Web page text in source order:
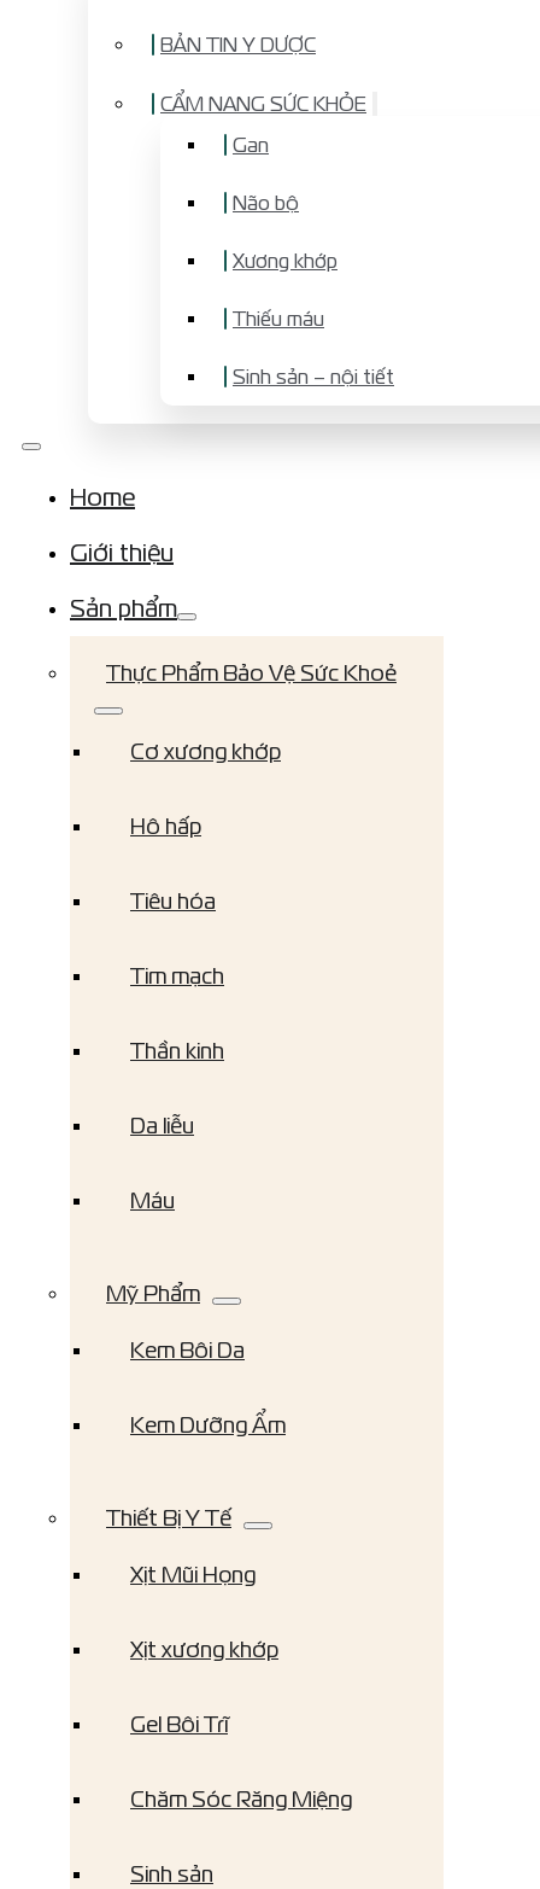
BẢN TIN Y DƯỢC
CẨM NANG SỨC KHỎE
Gan
Não bộ
Xương khớp
Thiếu máu
Sinh sản – nội tiết
Home
Giới thiệu
Sản phẩm
Thực Phẩm Bảo Vệ Sức Khoẻ
Cơ xương khớp
Hô hấp
Tiêu hóa
Tim mạch
Thần kinh
Da liễu
Máu
Mỹ Phẩm
Kem Bôi Da
Kem Dưỡng Ẩm
Thiết Bị Y Tế
Xịt Mũi Họng
Xịt xương khớp
Gel Bôi Trĩ
Chăm Sóc Răng Miệng
Sinh sản